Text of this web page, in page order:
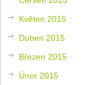
Květen 2015
Duben 2015
Březen 2015
Únor 2015